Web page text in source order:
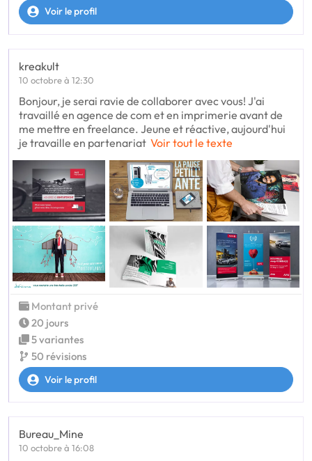
Voir le profil
kreakult
10 octobre à 12:30
Bonjour, je serai ravie de collaborer avec vous! J'ai
travaillé en agence de com et en imprimerie avant de
me mettre en freelance. Jeune et réactive, aujourd'hui
je travaille en partenariat Voir tout le texte
Montant privé
20 jours
5 variantes
50 révisions
Voir le profil
Bureau_Mine
10 octobre à 16:08